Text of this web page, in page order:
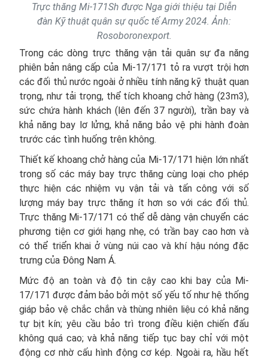
Trực thăng Mi-171Sh được Nga giới thiệu tại Diễn
đàn Kỹ thuật quân sự quốc tế Army 2024. Ảnh:
Rosoboronexport.
Trong các dòng trực thăng vận tải quân sự đa năng
phiên bản nâng cấp của Mi-17/171 tỏ ra vượt trội hơn
các đối thủ nước ngoài ở nhiều tính năng kỹ thuật quan
trọng, như tải trọng, thể tích khoang chở hàng (23m3),
sức chứa hành khách (lên đến 37 người), trần bay và
khả năng bay lơ lửng, khả năng bảo vệ phi hành đoàn
trước các tình huống trên không.
Thiết kế khoang chở hàng của Mi-17/171 hiện lớn nhất
trong số các máy bay trực thăng cùng loại cho phép
thực hiện các nhiệm vụ vận tải và tấn công với số
lượng máy bay trực thăng ít hơn so với các đối thủ.
Trực thăng Mi-17/171 có thể dễ dàng vận chuyển các
phương tiện cơ giới hạng nhẹ, có trần bay cao hơn và
có thể triển khai ở vùng núi cao và khí hậu nóng đặc
trưng của Đông Nam Á.
Mức độ an toàn và độ tin cậy cao khi bay của Mi-
17/171 được đảm bảo bởi một số yếu tố như hệ thống
giáp bảo vệ chắc chắn và thùng nhiên liệu có khả năng
tự bịt kín; yêu cầu bảo trì trong điều kiện chiến đấu
không quá cao; và khả năng tiếp tục bay chỉ với một
động cơ nhờ cấu hình động cơ kép. Ngoài ra, hầu hết